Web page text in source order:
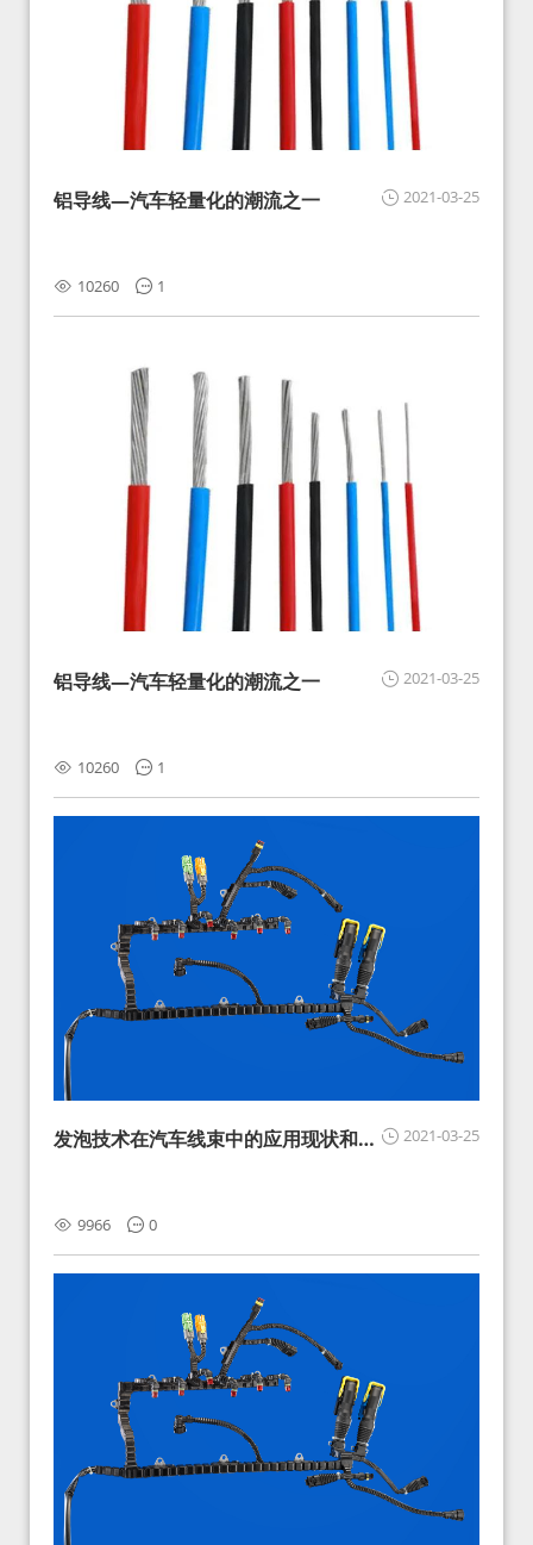
2021-03-25
铝导线—汽车轻量化的潮流之一
10260 1
2021-03-25
铝导线—汽车轻量化的潮流之一
10260 1
2021-03-25
发泡技术在汽车线束中的应用现状和展
9966 0